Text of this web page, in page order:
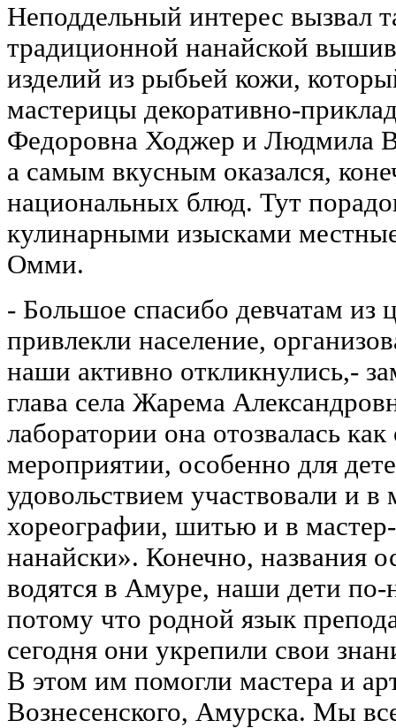
Неподдельный интерес вызвал
традиционной нанайской
изделий из рыбьей кожи,
мастерицы декоративно-
Федоровна Ходжер и Людмила
а самым вкусным оказался,
национальных блюд. Тут
кулинарными изысками
Омми.
- Большое спасибо девчатам из
привлекли население,
наши активно откликнулись,-
глава села Жарема
лаборатории она отозвалась
мероприятии, особенно для
удовольствием участвовали и в
хореографии, шитью и в
нанайски». Конечно, названия
водятся в Амуре, наши дети по-
потому что родной язык
сегодня они укрепили свои
В этом им помогли мастера и
Вознесенского, Амурска. Мы